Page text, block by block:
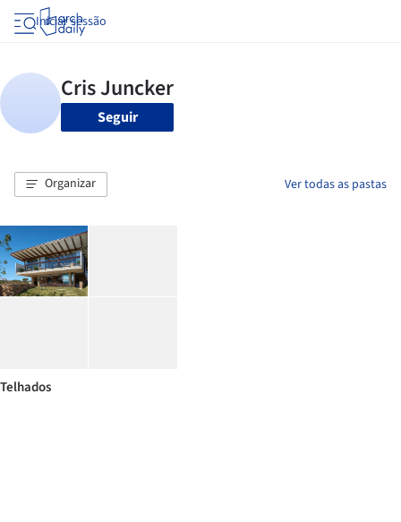
Iniciar sessão
Seguir
Organizar Ver todas as pastas
Telhados